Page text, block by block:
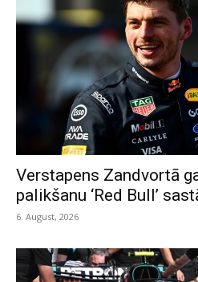
Verstapens Zandvortā
palikšanu ‘Red Bull’
6. August, 2026